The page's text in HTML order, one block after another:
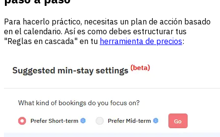
Para hacerlo práctico, necesitas un plan de acción basado
en el calendario. Así es como debes estructurar tus
"Reglas en cascada" en tu herramienta de precios: